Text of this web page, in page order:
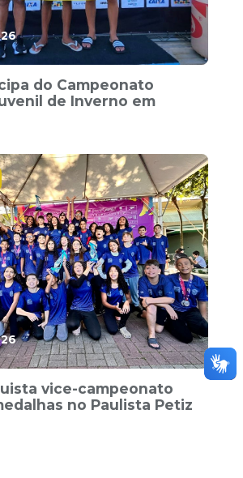
do Campeonato
de Inverno em
vice-campeonato
no Paulista Petiz